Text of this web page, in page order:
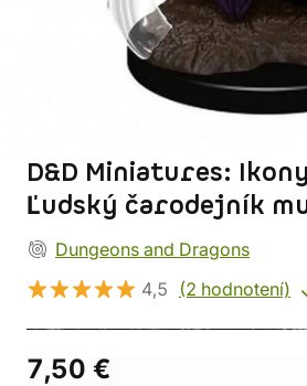
D&D Miniatures:
Ľudský čarodejník
Dungeons and Dragons
4,5
(2 hodnotení)
7,50 €